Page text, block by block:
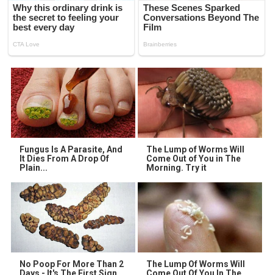
Fungus Is A Parasite, And
It Dies From A Drop Of
Plain...
The Lump of Worms Will
Come Out of You in The
Morning. Try it
No Poop For More Than 2
Days - It's The First Sign
The Lump Of Worms Will
Come Out Of You In The